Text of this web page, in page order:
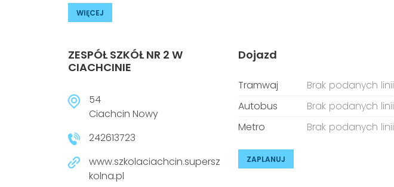
WIĘCEJ
ZESPÓŁ SZKÓŁ NR 2 W
CIACHCINIE
54
Ciachcin Nowy
242613723
www.szkolaciachcin.supersz
kolna.pl
Dojazd
Tramwaj
Brak podanych linii
Autobus
Brak podanych linii
Metro
Brak podanych linii
ZAPLANUJ